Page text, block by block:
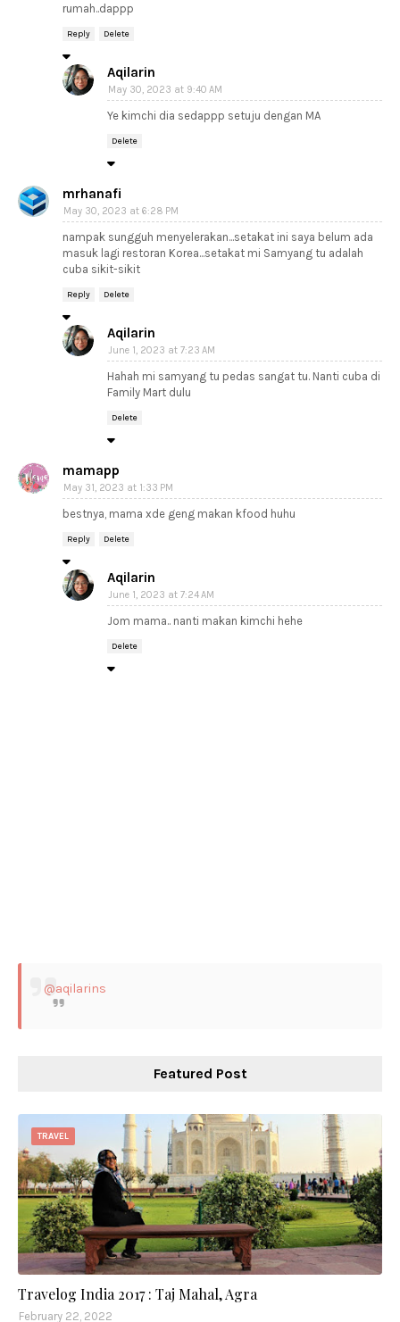
rumah..dappp
Reply Delete
Aqilarin
May 30, 2023 at 9:40 AM
Ye kimchi dia sedappp setuju dengan MA
Delete
mrhanafi
May 30, 2023 at 6:28 PM
nampak sungguh menyelerakan...setakat ini saya belum ada
masuk lagi restoran Korea...setakat mi Samyang tu adalah
cuba sikit-sikit
Reply Delete
Aqilarin
June 1, 2023 at 7:23 AM
Hahah mi samyang tu pedas sangat tu. Nanti cuba di
Family Mart dulu
Delete
mamapp
May 31, 2023 at 1:33 PM
bestnya, mama xde geng makan kfood huhu
Reply Delete
Aqilarin
June 1, 2023 at 7:24 AM
Jom mama.. nanti makan kimchi hehe
Delete
@aqilarins
Featured Post
TRAVEL
Travelog India 2017 : Taj Mahal, Agra
February 22, 2022